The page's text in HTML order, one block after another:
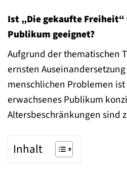
Ist „Die gekaufte
Publikum geeignet?
Aufgrund der thematischen
ernsten
menschlichen Problemen
erwachsenes Publikum
Altersbeschränkungen sind
Inhalt